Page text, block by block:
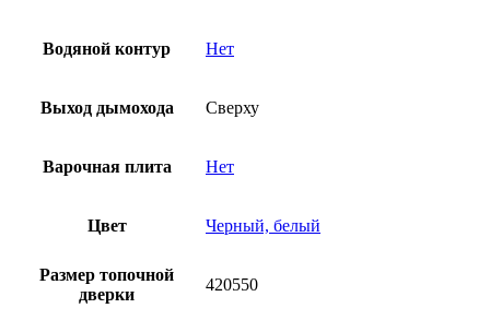
Водяной контур Нет
Выход дымохода Сверху
Варочная плита Нет
Цвет Черный, белый
Размер топочной
дверки
420550